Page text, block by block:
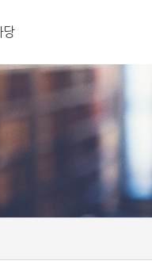
당